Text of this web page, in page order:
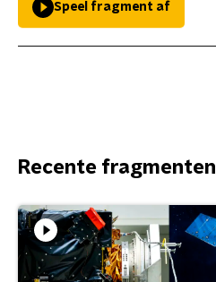
Speel fragment af
Recente fragmenten